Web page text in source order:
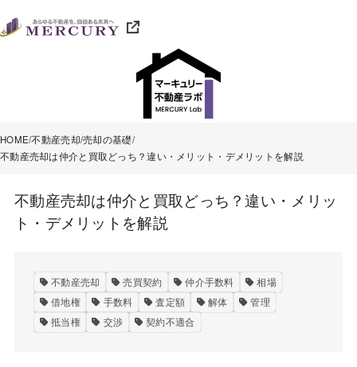
HOME 不動産売却 売却の基礎
不動産売却は仲介と買取どっち？違い・メリット・デメリットを解説
不動産売却は仲介と買取どっち？違い・メリッ
ト・デメリットを解説
不動産売却 売買契約 仲介手数料
相場
借地権
手数料 査定額 解体
管理
抵当権
交渉 契約不適合